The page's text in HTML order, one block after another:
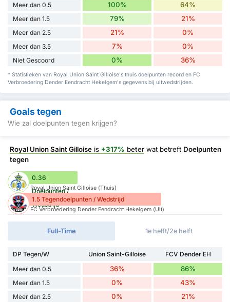
Meer dan 0.5 100% 64%
Meer dan 1.5 79% 21%
Meer dan 2.5 21% 0%
Meer dan 3.5 7% 0%
Niet Gescoord 0% 36%
* Statistieken van Royal Union Saint Gilloise's thuis doelpunten record en FC
Verbroedering Dender Eendracht Hekelgem's gegevens bij uitwedstrijden.
Goals tegen
Wie zal doelpunten tegen krijgen?
Royal Union Saint Gilloise is +317% beter wat betreft Doelpunten
tegen
0.36
Doelpunten /
Wedstrijd
Royal Union Saint Gilloise (Thuis)
1.5 Tegendoelpunten / Wedstrijd
FC Verbroedering Dender Eendracht Hekelgem (Uit)
Full-Time 1e helft/2e helft
DP Tegen/W Union Saint-Gilloise
FCV Dender EH
Meer dan 0.5
36% 86%
Meer dan 1.5 0% 43%
Meer dan 2.5 0% 21%